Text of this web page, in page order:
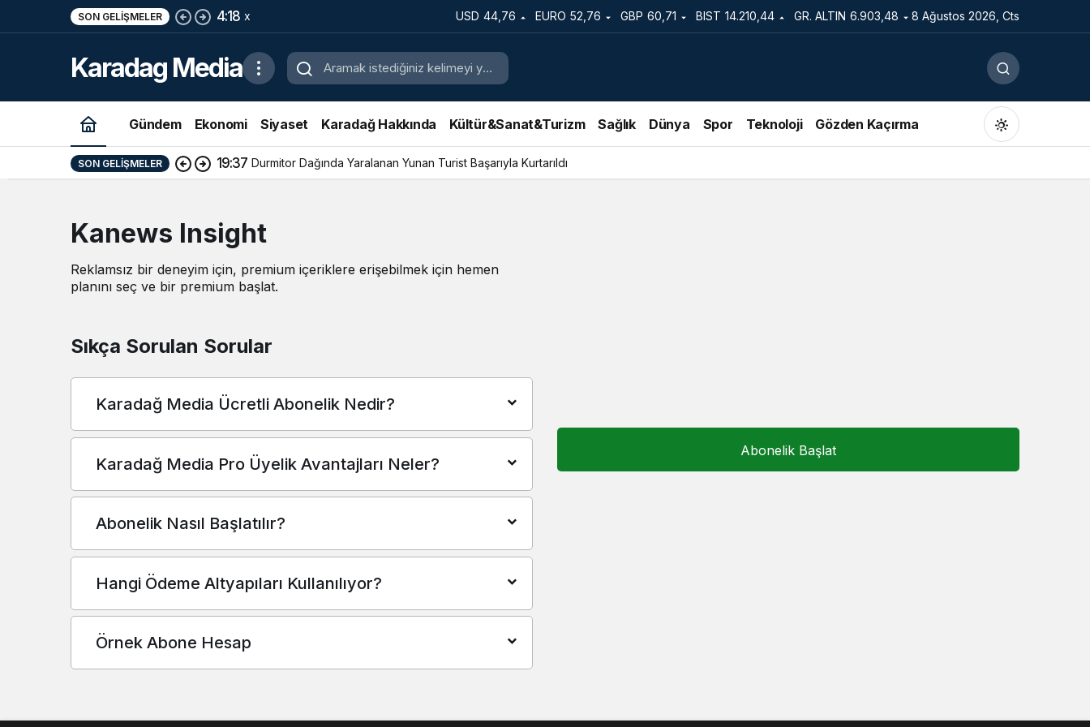
SON GELIŞMELER 4:18 x USD 44,76 EURO 52,76 GBP 60,71 BIST 14.210,44 GR. ALTIN 6.903,48 8 Ağustos 2026, Cts
Karadag Media
Gündem Ekonomi Siyaset Karadağ Hakkında Kültür&Sanat&Turizm Sağlık Dünya Spor Teknoloji Gözden Kaçırma
SON GELIŞMELER 19:37 Durmitor Dağında Yaralanan Yunan Turist Başarıyla Kurtarıldı
Kanews Insight
Reklamsız bir deneyim için, premium içeriklere erişebilmek için hemen
planını seç ve bir premium başlat.
Sıkça Sorulan Sorular
Karadağ Media Ücretli Abonelik Nedir?
Karadağ Media Pro Üyelik Avantajları Neler?
Abonelik Nasıl Başlatılır?
Hangi Ödeme Altyapıları Kullanılıyor?
Örnek Abone Hesap
Abonelik Başlat